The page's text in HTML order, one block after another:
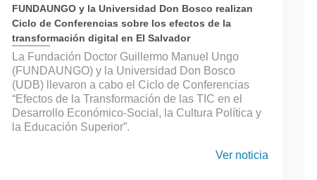
FUNDAUNGO y la Universidad Don Bosco realizan
Ciclo de Conferencias sobre los efectos de la
transformación digital en El Salvador
La Fundación Doctor Guillermo Manuel Ungo
(FUNDAUNGO) y la Universidad Don Bosco
(UDB) llevaron a cabo el Ciclo de Conferencias
“Efectos de la Transformación de las TIC en el
Desarrollo Económico-Social, la Cultura Política y
la Educación Superior”.
Ver noticia